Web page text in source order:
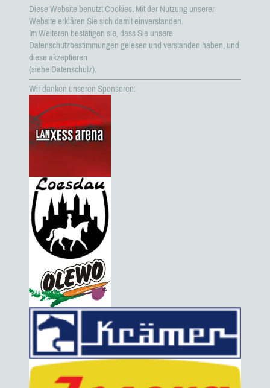
Diese Website benutzt Cookies. Mit der Nutzung unserer
Website erklären Sie sich damit einverstanden.
Im Weiteren bestätigen sie, dass Sie unsere
Datenschutzbestimmungen gelesen und verstanden haben, und
diese akzeptieren
(siehe Datenschutz).
Wir danken unseren Sponsoren: